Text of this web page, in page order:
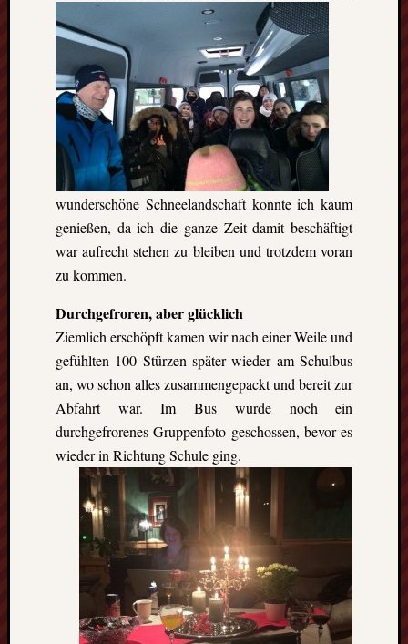
wunderschöne Schneelandschaft konnte ich kaum
genießen, da ich die ganze Zeit damit beschäftigt
war aufrecht stehen zu bleiben und trotzdem voran
zu kommen.
Durchgefroren, aber glücklich
Ziemlich erschöpft kamen wir nach einer Weile und
gefühlten 100 Stürzen später wieder am Schulbus
an, wo schon alles zusammengepackt und bereit zur
Abfahrt war. Im Bus wurde noch ein
durchgefrorenes Gruppenfoto geschossen, bevor es
wieder in Richtung Schule ging.